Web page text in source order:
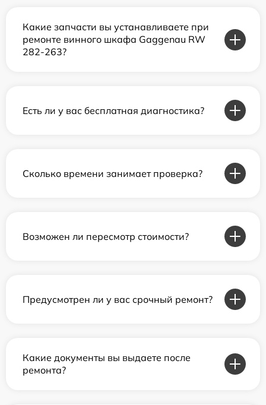
Какие запчасти вы устанавливаете при
ремонте винного шкафа Gaggenau RW
282-263?
Есть ли у вас бесплатная диагностика?
Сколько времени занимает проверка?
Возможен ли пересмотр стоимости?
Предусмотрен ли у вас срочный ремонт?
Какие документы вы выдаете после
ремонта?